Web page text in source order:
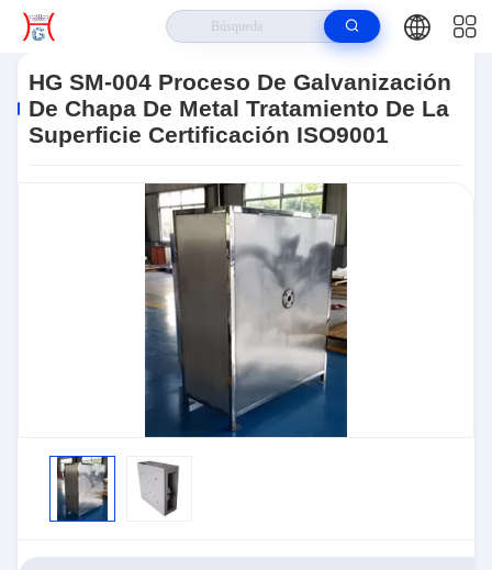
Proceso De Galvanización De Chapa De Metal Tratamiento De La
Superficie Certificación ISO9001
HG SM-004 Proceso De Galvanización
De Chapa De Metal Tratamiento De La
Superficie Certificación ISO9001